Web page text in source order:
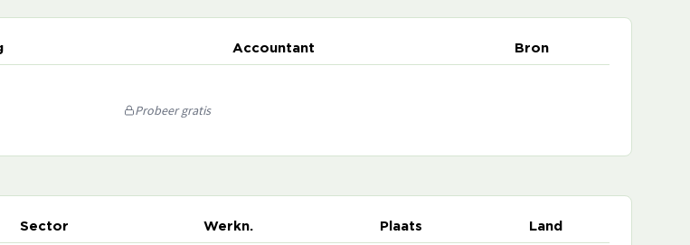
Accountant Bron
Probeer gratis
Sector Werkn. Plaats Land